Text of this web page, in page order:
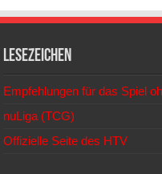
Lesezeichen
Empfehlungen für das Spiel
nuLiga (TCG)
Offizielle Seite des HTV